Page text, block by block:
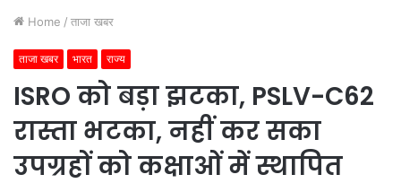
Home / ताजा खबर
ताजा खबर भारत राज्य
ISRO को बड़ा झटका, PSLV-C62
रास्ता भटका, नहीं कर सका
उपग्रहों को कक्षाओं में स्थापित